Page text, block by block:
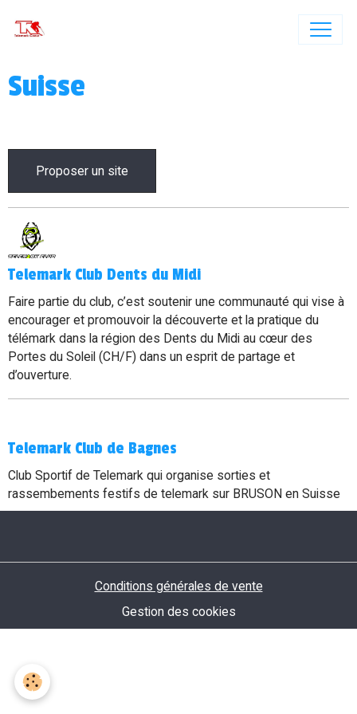
Suisse
Proposer un site
Telemark Club Dents du Midi
Faire partie du club, c’est soutenir une communauté qui vise à
encourager et promouvoir la découverte et la pratique du
télémark dans la région des Dents du Midi au cœur des
Portes du Soleil (CH/F) dans un esprit de partage et
d’ouverture.
Telemark Club de Bagnes
Club Sportif de Telemark qui organise sorties et
rassembements festifs de telemark sur BRUSON en Suisse
Conditions générales de vente
Gestion des cookies